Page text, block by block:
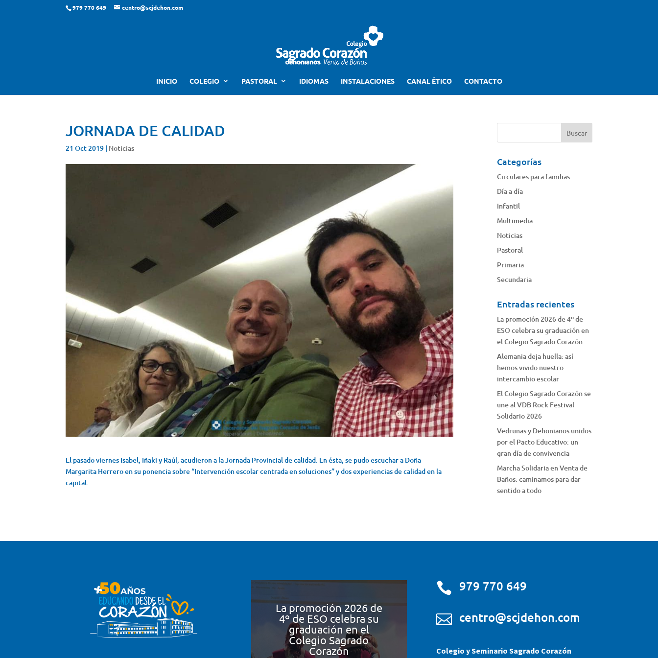
979 770 649 centro@scjdehon.com
INICIO COLEGIO PASTORAL IDIOMAS INSTALACIONES CANAL ÉTICO CONTACTO
JORNADA DE CALIDAD
21 Oct 2019 | Noticias
El pasado viernes Isabel, Iñaki y Raúl, acudieron a la Jornada Provincial de calidad. En ésta, se pudo escuchar a Doña
Margarita Herrero en su ponencia sobre “Intervención escolar centrada en soluciones” y dos experiencias de calidad en la
capital.
Categorías
Circulares para familias
Día a día
Infantil
Multimedia
Noticias
Pastoral
Primaria
Secundaria
Entradas recientes
La promoción 2026 de 4º de
ESO celebra su graduación en
el Colegio Sagrado Corazón
Alemania deja huella: así
hemos vivido nuestro
intercambio escolar
El Colegio Sagrado Corazón se
une al VDB Rock Festival
Solidario 2026
Vedrunas y Dehonianos unidos
por el Pacto Educativo: un
gran día de convivencia
Marcha Solidaria en Venta de
Baños: caminamos para dar
sentido a todo
La promoción 2026 de
4º de ESO celebra su
graduación en el
Colegio Sagrado
Corazón
 979 770 649
 centro@scjdehon.com
Colegio y Seminario Sagrado Corazón